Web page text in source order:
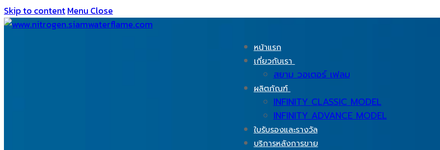
Skip to contentMenu Close
หน้าแรก
เกี่ยวกับเรา
สยาม วอเตอร์ เฟลม
ผลิตภัณฑ์
INFINITY CLASSIC MODEL
INFINITY ADVANCE MODEL
ใบรับรองและรางวัล
บริการหลังการขาย